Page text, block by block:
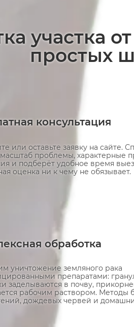
участка
простых
консультация
или оставьте заявку на сайте.
проблемы, характерные
и подберёт удобное время
оценка ни к чему не обязывает.
обработка
уничтожение земляного рака
препаратами:
заделываются в почву,
рабочим раствором. Методы
дождевых червей и